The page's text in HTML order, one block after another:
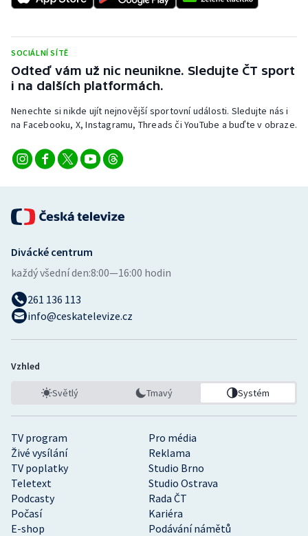
SOCIÁLNÍ SÍTĚ
Odteď vám už nic neunikne. Sledujte ČT sport
i na dalších platformách.
Nenechte si nikde ujít nejnovější sportovní události. Sledujte nás i
na Facebooku, X, Instagramu, Threads či YouTube a buďte v obraze.
TV program
Pro média
Živé vysílání
Reklama
TV poplatky
Studio Brno
Teletext
Studio Ostrava
Podcasty
Rada ČT
Počasí
Kariéra
E-shop
Podávání námětů
Divácké centrum
každý všední den:8:00—16:00 hodin
261 136 113
info@ceskatelevize.cz
Vzhled
Světlý Tmavý Systém